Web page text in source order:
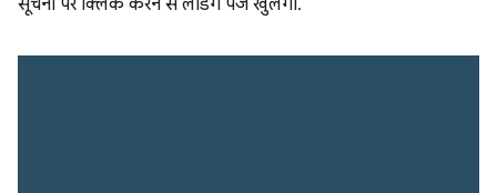
सूचना पर क्लिक करने से लैंडिंग पेज खुलेगा.